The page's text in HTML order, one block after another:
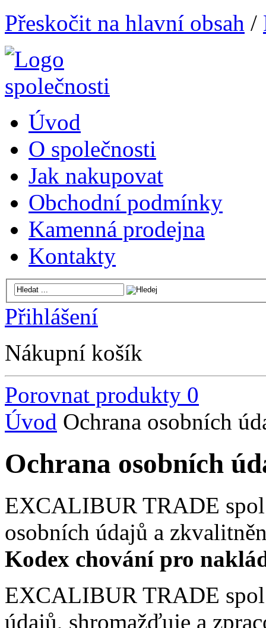
Přeskočit na hlavní obsah /
Úvod
O společnosti
Jak nakupovat
Obchodní podmínky
Kamenná prodejna
Kontakty
Přihlášení
Nákupní košík
Porovnat produkty 0
Úvod Ochrana osobních
Ochrana osobních
EXCALIBUR TRADE
osobních údajů a
Kodex chování pro
EXCALIBUR TRADE
údajů, shromažďuje a